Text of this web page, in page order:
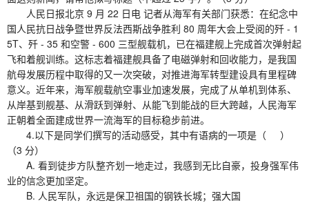
人民日报北京 9 月 22 日电 记者从海军有关部门获悉：在纪念中
国人民抗日战争暨世界反法西斯战争胜利 80 周年大会上受阅的歼 - 1
5T、歼 - 35 和空警 - 600 三型舰载机，已在福建舰上完成首次弹射起
飞和着舰训练。这标志着福建舰具备了电磁弹射和回收能力，是我国
航母发展历程中取得的又一次突破，对推进海军转型建设具有里程碑
意义。近年来，海军舰载航空事业加速发展，完成了从单机到体系、
从岸基到舰基、从滑跃到弹射、从能飞到能战的巨大跨越，人民海军
正朝着全面建成世界一流海军的目标稳步前进。
4.以下是同学们撰写的活动感受，其中有语病的一项是（ ）
（3 分）
A. 看到徒步方队整齐划一地走过，我感到无比自豪，投身强军伟
业的信念更加坚定。
B. 人民军队，永远是保卫祖国的钢铁长城；强大国